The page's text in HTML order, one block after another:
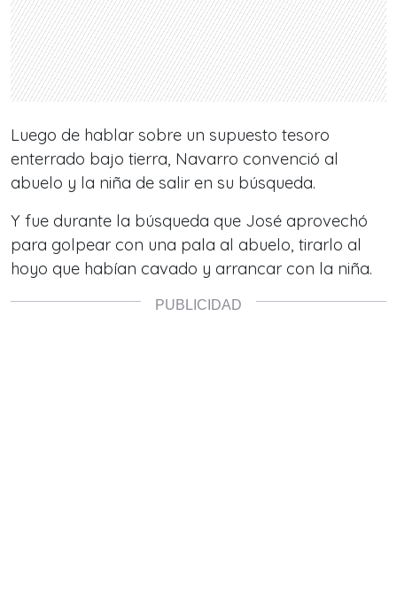
Luego de hablar sobre un supuesto tesoro
enterrado bajo tierra, Navarro convenció al
abuelo y la niña de salir en su búsqueda.
Y fue durante la búsqueda que José aprovechó
para golpear con una pala al abuelo, tirarlo al
hoyo que habían cavado y arrancar con la niña.